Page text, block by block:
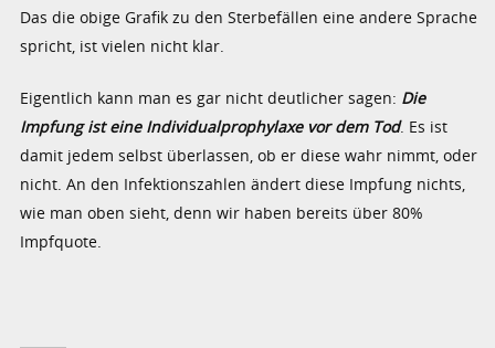
Das die obige Grafik zu den Sterbefällen eine andere Sprache
spricht, ist vielen nicht klar.
Eigentlich kann man es gar nicht deutlicher sagen: Die
Impfung ist eine Individualprophylaxe vor dem Tod. Es ist
damit jedem selbst überlassen, ob er diese wahr nimmt, oder
nicht. An den Infektionszahlen ändert diese Impfung nichts,
wie man oben sieht, denn wir haben bereits über 80%
Impfquote.